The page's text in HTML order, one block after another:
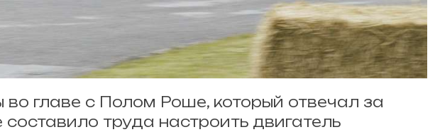
главе с Полом Роше, который отвечал за
составило труда настроить двигатель